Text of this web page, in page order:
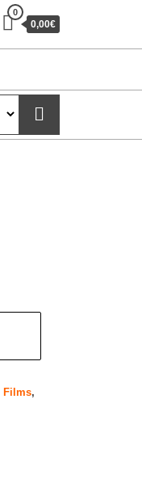
0
0,00€
Films,